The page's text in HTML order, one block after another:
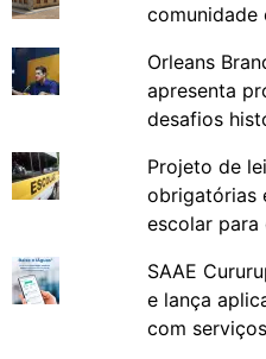
comunidade
Orleans
apresenta
desafios
Projeto de
obrigatórias
escolar
SAAE
e lança
com